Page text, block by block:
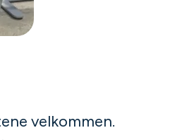
velkommen.